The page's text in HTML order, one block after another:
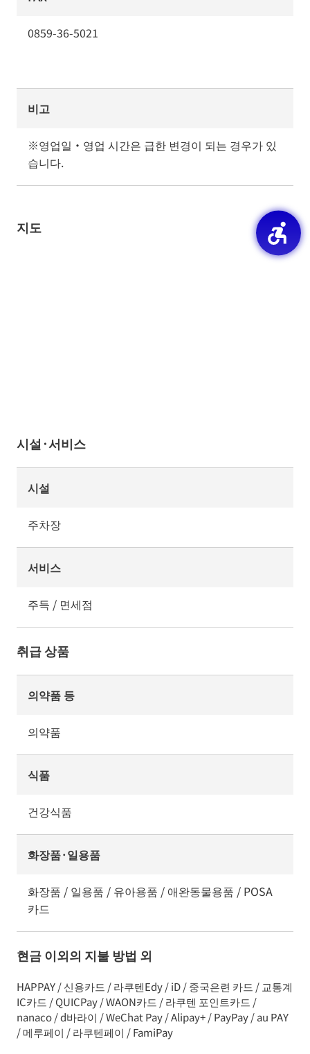
0859-36-5021
비고
※영업일・영업 시간은 급한 변경이 되는 경우가 있
습니다.
지도
시설·서비스
시설
주차장
서비스
주득 / 면세점
취급 상품
의약품 등
의약품
식품
건강식품
화장품·일용품
화장품 / 일용품 / 유아용품 / 애완동물용품 / POSA
카드
현금 이외의 지불 방법 외
HAPPAY / 신용카드 / 라쿠텐Edy / iD / 중국은련 카드 / 교통계
IC카드 / QUICPay / WAON카드 / 라쿠텐 포인트카드 /
nanaco / d바라이 / WeChat Pay / Alipay+ / PayPay / au PAY
/ 메루페이 / 라쿠텐페이 / FamiPay